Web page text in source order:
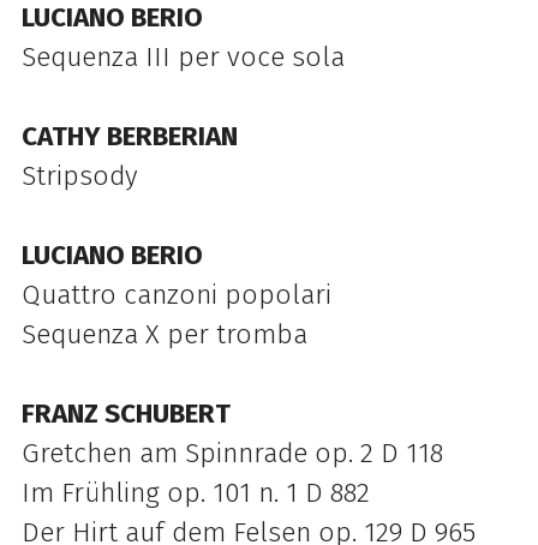
LUCIANO BERIO
Sequenza III per voce sola
CATHY BERBERIAN
Stripsody
LUCIANO BERIO
Quattro canzoni popolari
Sequenza X per tromba
FRANZ SCHUBERT
Gretchen am Spinnrade op. 2 D 118
Im Frühling op. 101 n. 1 D 882
Der Hirt auf dem Felsen op. 129 D 965